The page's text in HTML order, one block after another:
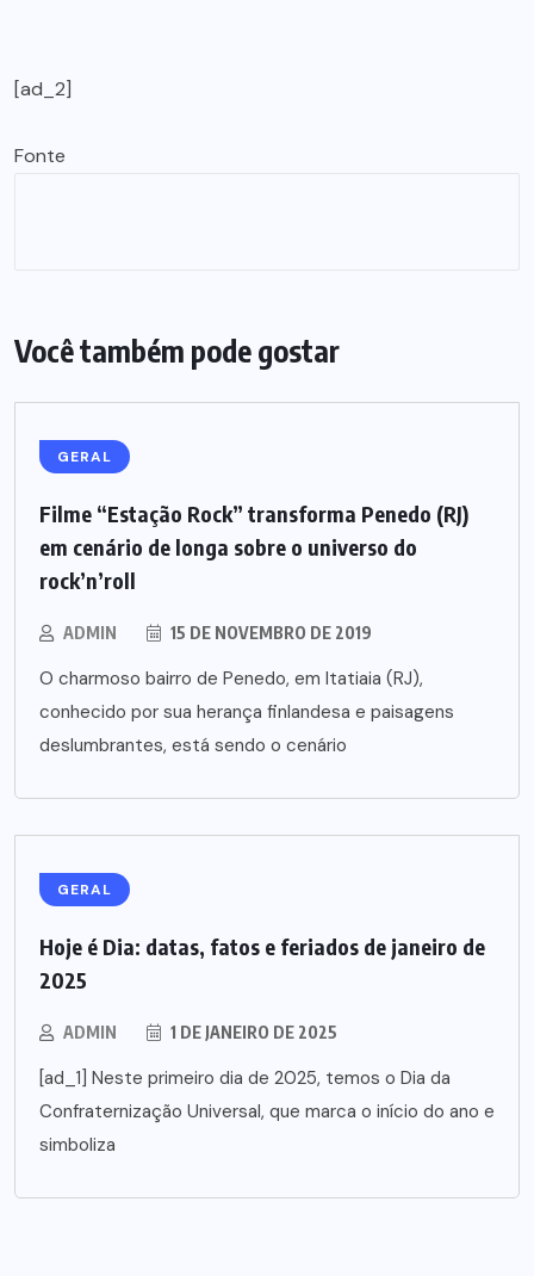
[ad_2]
Fonte
Você também pode gostar
GERAL
Filme “Estação Rock” transforma Penedo (RJ)
em cenário de longa sobre o universo do
rock’n’roll
ADMIN 15 DE NOVEMBRO DE 2019
O charmoso bairro de Penedo, em Itatiaia (RJ),
conhecido por sua herança finlandesa e paisagens
deslumbrantes, está sendo o cenário
GERAL
Hoje é Dia: datas, fatos e feriados de janeiro de
2025
ADMIN 1 DE JANEIRO DE 2025
[ad_1] Neste primeiro dia de 2025, temos o Dia da
Confraternização Universal, que marca o início do ano e
simboliza